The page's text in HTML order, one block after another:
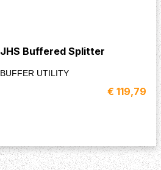
JHS Buffered Splitter
BUFFER UTILITY
€ 119,79